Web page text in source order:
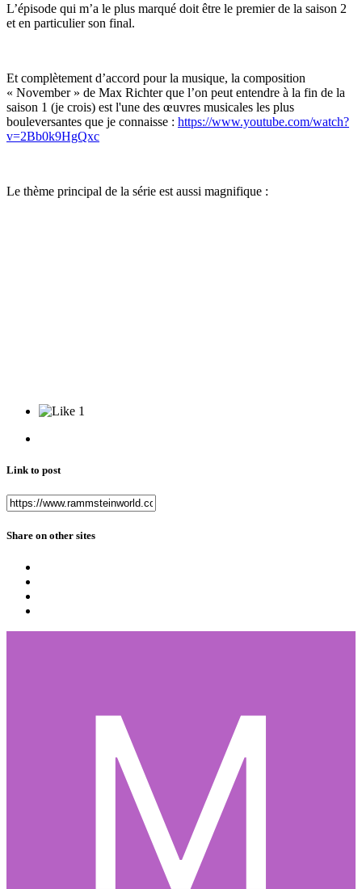
L’épisode qui m’a le plus marqué doit être le premier de la saison 2
et en particulier son final.
Et complètement d’accord pour la musique, la composition
« November » de Max Richter que l’on peut entendre à la fin de la
saison 1 (je crois) est l'une des œuvres musicales les plus
bouleversantes que je connaisse : https://www.youtube.com/watch?
v=2Bb0k9HgQxc
Le thème principal de la série est aussi magnifique :
1
Link to post
Share on other sites